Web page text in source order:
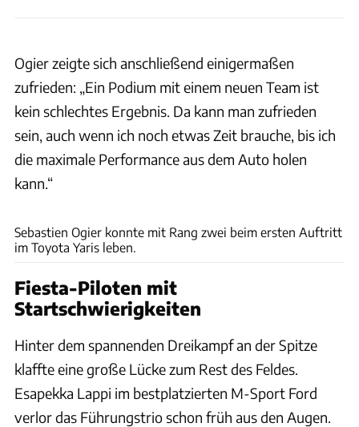
Ogier zeigte sich anschließend einigermaßen
zufrieden: „Ein Podium mit einem neuen Team ist
kein schlechtes Ergebnis. Da kann man zufrieden
sein, auch wenn ich noch etwas Zeit brauche, bis ich
die maximale Performance aus dem Auto holen
kann.“
Sebastien Ogier konnte mit Rang zwei beim ersten Auftritt
im Toyota Yaris leben.
Fiesta-Piloten mit
Startschwierigkeiten
Hinter dem spannenden Dreikampf an der Spitze
klaffte eine große Lücke zum Rest des Feldes.
Esapekka Lappi im bestplatzierten M-Sport Ford
verlor das Führungstrio schon früh aus den Augen.